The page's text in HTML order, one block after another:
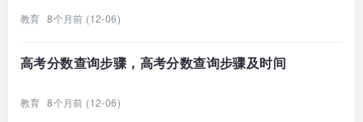
教育 8个月前 (12-06)
高考分数查询步骤，高考分数查询步骤及时间
教育 8个月前 (12-06)